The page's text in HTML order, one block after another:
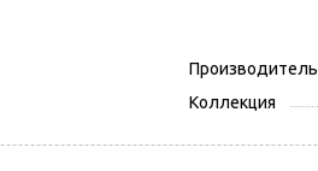
Производитель
Коллекция